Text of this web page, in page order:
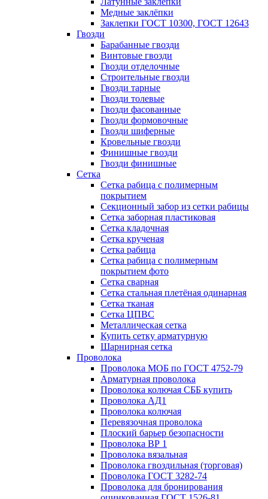
Медные заклёпки
Заклепки ГОСТ 10300, ГОСТ 12643
Гвозди
Барабанные гвозди
Винтовые гвозди
Гвозди отделочные
Строительные гвозди
Гвозди тарные
Гвозди толевые
Гвозди фасованные
Гвозди формовочные
Гвозди шиферные
Кровельные гвозди
Финишные гвозди
Гвозди финишные
Сетка
Сетка рабица с полимерным
покрытием
Секционный забор из сетки рабицы
Сетка заборная пластиковая
Сетка кладочная
Сетка крученая
Сетка рабица
Сетка рабица с полимерным
покрытием фото
Сетка сварная
Сетка стальная плетёная одинарная
Сетка тканая
Сетка ЦПВС
Металлическая сетка
Купить сетку арматурную
Шарнирная сетка
Проволока
Проволока МОБ по ГОСТ 4752-79
Арматурная проволока
Проволока колючая СББ купить
Проволока АД1
Проволока колючая
Перевязочная проволока
Плоский барьер безопасности
Проволока ВР 1
Проволока вязальная
Проволока гвоздильная (торговая)
Проволока ГОСТ 3282-74
Проволока для бронирования